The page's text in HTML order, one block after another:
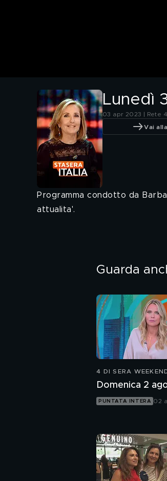
Lunedì
03 apr 2023 | Rete 4
Vai
Programma condotto da
attualita'.
Guarda
4 DI SERA
Domenica 2
PUNTATA INTERA 02